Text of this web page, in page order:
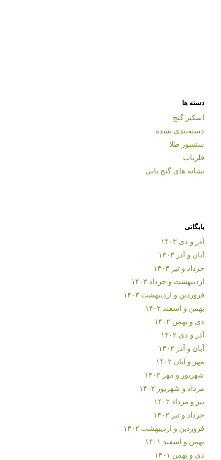
دسته ها
اسکنر گنج
دسته‌بندی نشده
سنسور طلا
فلزیاب
نشانه های گنج یابی
بایگانی
آذر و دی ۱۴۰۳
آبان و آذر ۱۴۰۳
خرداد و تیر ۱۴۰۳
اردیبهشت و خرداد ۱۴۰۳
فروردین و اردیبهشت ۱۴۰۳
بهمن و اسفند ۱۴۰۲
دی و بهمن ۱۴۰۲
آذر و دی ۱۴۰۲
آبان و آذر ۱۴۰۲
مهر و آبان ۱۴۰۲
شهریور و مهر ۱۴۰۲
مرداد و شهریور ۱۴۰۲
تیر و مرداد ۱۴۰۲
خرداد و تیر ۱۴۰۲
فروردین و اردیبهشت ۱۴۰۲
بهمن و اسفند ۱۴۰۱
دی و بهمن ۱۴۰۱